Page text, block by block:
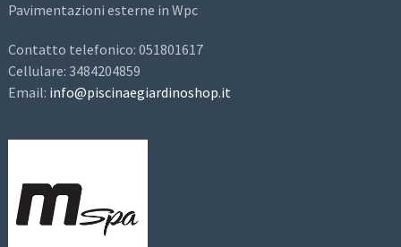
Pavimentazioni esterne in Wpc
Contatto telefonico: 051801617
Cellulare: 3484204859
Email: info@piscinaegiardinoshop.it